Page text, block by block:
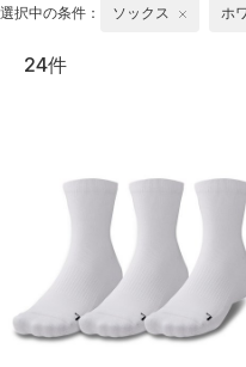
選択中の条件： ソックス ホ
24件